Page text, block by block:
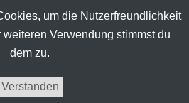
um die Nutzerfreundlichkeit
Verwendung stimmst du
dem zu.
Verstanden